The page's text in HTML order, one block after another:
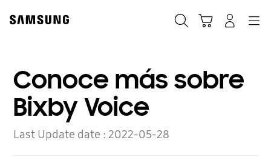
content
Conoce más sobre
Bixby Voice
Last Update date :2022-05-28